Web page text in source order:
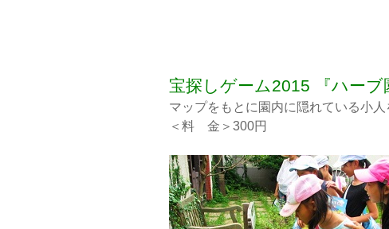
宝探しゲーム2015 『ハー
マップをもとに園内に隠れている小
＜料 金＞300円